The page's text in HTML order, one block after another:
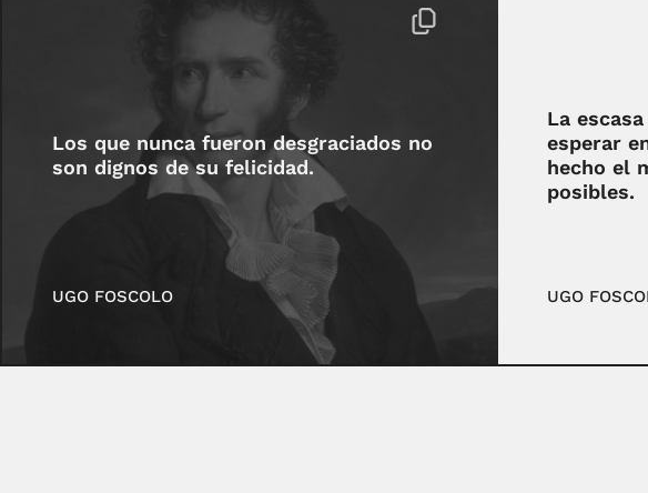
Los que nunca fueron desgraciados no
son dignos de su felicidad.
UGO FOSCOLO
La
esperar
hecho el
posibles.
UGO